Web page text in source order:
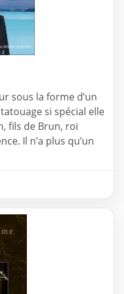
sous la forme d’un
si spécial elle
fils de Brun, roi
Il n’a plus qu’un